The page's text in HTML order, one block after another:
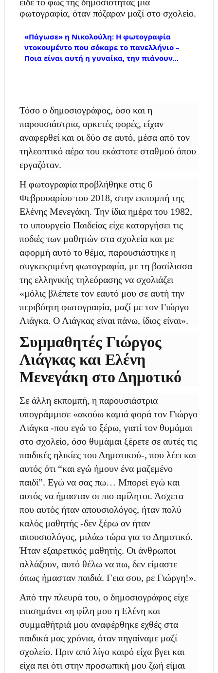
φωτογραφία, όταν πόζαραν μαζί στο σχολείο.
«Πάγωσε» η Νικολούλη: Η φωτογραφία
ντοκουμέντο που σόκαpε το πανελλήνιο –
Ποια είναι αυτή η γυναίκα, την πιάνουν…
Τόσο ο δημοσιογράφος, όσο και η
παρουσιάστρια, αρκετές φορές, είχαν
αναφερθεί και οι δύο σε αυτό, μέσα από τον
τηλεοπτικό αέρα του εκάστοτε σταθμού όπου
εργαζόταν.
Η φωτογραφία προβλήθηκε στις 6
Φεβρουαρίου του 2018, στην εκπομπή της
Ελένης Μενεγάκη. Την ίδια ημέρα του 1982,
το υπουργείο Παιδείας είχε καταργήσει τις
ποδιές των μαθητών στα σχολεία και με
αφορμή αυτό το θέμα, παρουσιάστηκε η
συγκεκριμένη φωτογραφία, με τη βασίλισσα
της ελληνικής τηλεόρασης να σχολιάζει
«μόλις βλέπετε τον εαυτό μου σε αυτή την
περιβόητη φωτογραφία, μαζί με τον Γιώργο
Λιάγκα. Ο Λιάγκας είναι πάνω, ίδιος είναι».
Συμμαθητές Γιώργος
Λιάγκας και Ελένη
Μενεγάκη στο Δημοτικό
Σε άλλη εκπομπή, η παρουσιάστρια
υπογράμμισε «ακούω καμιά φορά τον Γιώργο
Λιάγκα -που εγώ το ξέρω, γιατί τον θυμάμαι
στο σχολείο, όσο θυμάμαι ξέρετε σε αυτές τις
παιδικές ηλικίες του Δημοτικού-, που λέει και
αυτός ότι “και εγώ ήμουν ένα μαζεμένο
παιδί”. Εγώ να σας πω… Μπορεί εγώ και
αυτός να ήμασταν οι πιο αμίλητοι. Άσχετα
που αυτός ήταν απουσιολόγος, ήταν πολύ
καλός μαθητής -δεν ξέρω αν ήταν
απουσιολόγος, μιλάω τώρα για το Δημοτικό.
Ήταν εξαιρετικός μαθητής. Οι άνθρωποι
αλλάζουν, αυτό θέλω να πω, δεν είμαστε
όπως ήμασταν παιδιά. Γεια σου, ρε Γιώργη!».
Από την πλευρά του, ο δημοσιογράφος είχε
επισημάνει «η φίλη μου η Ελένη και
συμμαθήτριά μου αναφέρθηκε εχθές στα
παιδικά μας χρόνια, όταν πηγαίναμε μαζί
σχολείο. Πριν από λίγο καιρό είχα βγει και
είχα πει ότι στην προσωπική μου ζωή είμαι